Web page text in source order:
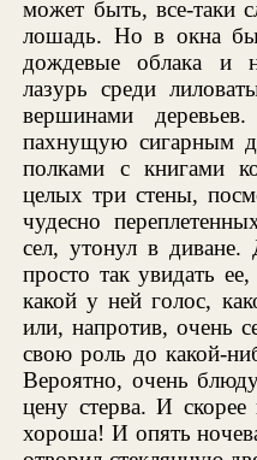
может быть, все-таки
лошадь. Но в окна
дождевые облака и
лазурь среди
вершинами
пахнущую сигарным
полками с книгами
целых три стены,
чудесно
сел, утонул в
просто так увидать
какой у ней голос,
или, напротив, очень
свою роль до какой-
Вероятно, очень
цену стерва. И
хороша! И опять